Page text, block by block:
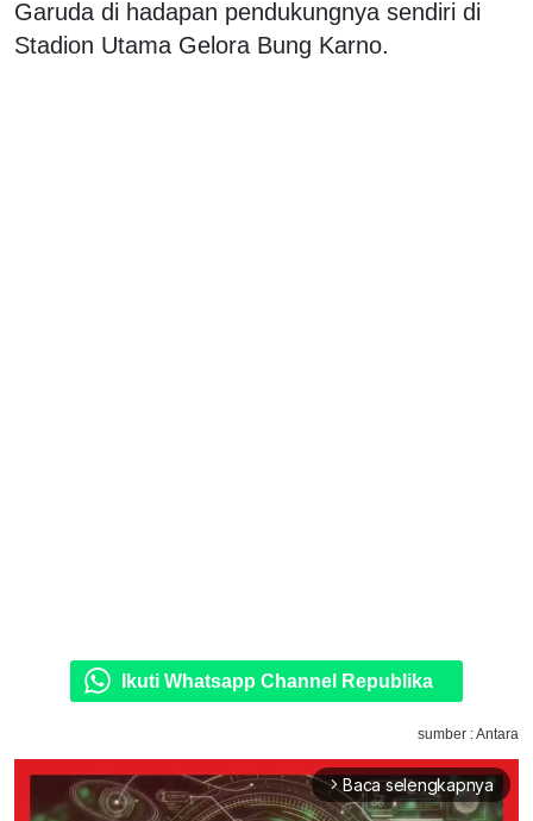
Garuda di hadapan pendukungnya sendiri di
Stadion Utama Gelora Bung Karno.
Ikuti Whatsapp Channel Republika
sumber : Antara
arrow_forward_ios Baca selengkapnya